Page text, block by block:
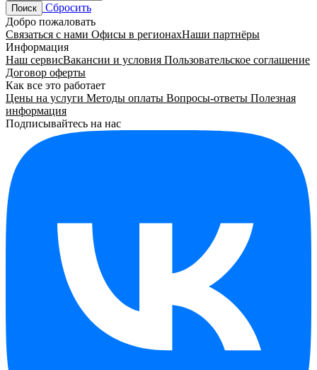
Поиск
Сбросить
Добро пожаловать
Связаться с нами Офисы в регионахНаши партнёры
Информация
Наш сервисВакансии и условия Пользовательское соглашение
Договор оферты
Как все это работает
Цены на услуги Методы оплаты Вопросы-ответы Полезная
информация
Подписывайтесь на нас